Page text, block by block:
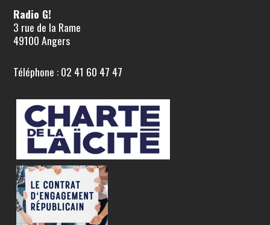
Radio G!
3 rue de la Rame
49100 Angers
Téléphone : 02 41 60 47 47